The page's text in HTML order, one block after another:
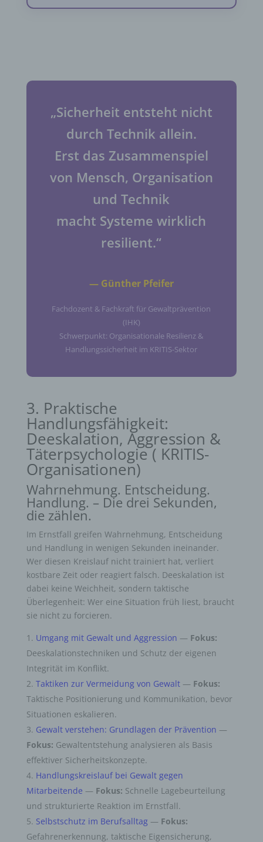
„Sicherheit entsteht nicht
durch Technik allein.
Erst das Zusammenspiel
von Mensch, Organisation
und Technik
macht Systeme wirklich
resilient.“
— Günther Pfeifer
Fachdozent & Fachkraft für Gewaltprävention
(IHK)
Schwerpunkt: Organisationale Resilienz &
Handlungssicherheit im KRITIS-Sektor
3. Praktische
Handlungsfähigkeit:
Deeskalation, Aggression &
Täterpsychologie ( KRITIS-
Organisationen)
Wahrnehmung. Entscheidung.
Handlung. – Die drei Sekunden,
die zählen.
Im Ernstfall greifen Wahrnehmung, Entscheidung
und Handlung in wenigen Sekunden ineinander.
Wer diesen Kreislauf nicht trainiert hat, verliert
kostbare Zeit oder reagiert falsch. Deeskalation ist
dabei keine Weichheit, sondern taktische
Überlegenheit: Wer eine Situation früh liest, braucht
sie nicht zu forcieren.
Umgang mit Gewalt und Aggression — Fokus:
Deeskalationstechniken und Schutz der eigenen
Integrität im Konflikt.
Taktiken zur Vermeidung von Gewalt— Fokus:
Taktische Positionierung und Kommunikation, bevor
Situationen eskalieren.
Gewalt verstehen: Grundlagen der Prävention —
Fokus: Gewaltentstehung analysieren als Basis
effektiver Sicherheitskonzepte.
Handlungskreislauf bei Gewalt gegen
Mitarbeitende — Fokus: Schnelle Lagebeurteilung
und strukturierte Reaktion im Ernstfall.
Selbstschutz im Berufsalltag — Fokus:
Gefahrenerkennung, taktische Eigensicherung,